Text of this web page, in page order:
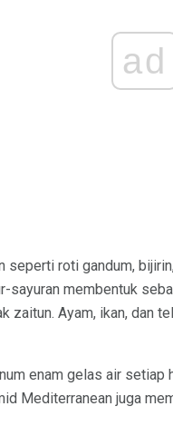
ad
roti gandum,
sayuran membentuk
zaitun. Ayam, ikan, dan
enam gelas air setiap
Mediterranean juga